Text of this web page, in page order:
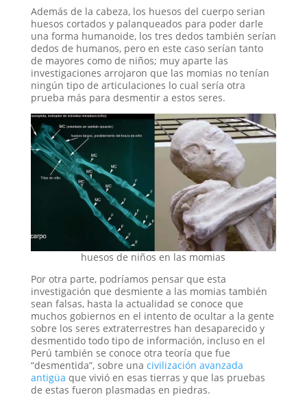
Además de la cabeza, los huesos del cuerpo serian
huesos cortados y palanqueados para poder darle
una forma humanoide, los tres dedos también serían
dedos de humanos, pero en este caso serían tanto
de mayores como de niños; muy aparte las
investigaciones arrojaron que las momias no tenían
ningún tipo de articulaciones lo cual sería otra
prueba más para desmentir a estos seres.
huesos de niños en las momias
Por otra parte, podríamos pensar que esta
investigación que desmiente a las momias también
sean falsas, hasta la actualidad se conoce que
muchos gobiernos en el intento de ocultar a la gente
sobre los seres extraterrestres han desaparecido y
desmentido todo tipo de información, incluso en el
Perú también se conoce otra teoría que fue
“desmentida”, sobre una civilización avanzada
antigüa que vivió en esas tierras y que las pruebas
de estas fueron plasmadas en piedras.